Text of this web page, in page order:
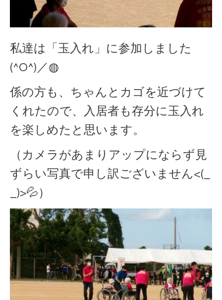
私達は「玉入れ」に参加しました
(^O^)／◍
係の方も、ちゃんとカゴを近づけて
くれたので、入居者も存分に玉入れ
を楽しめたと思います。
（カメラがあまりアップにならず見
ずらい写真で申し訳ございません<(_
_)>💦）